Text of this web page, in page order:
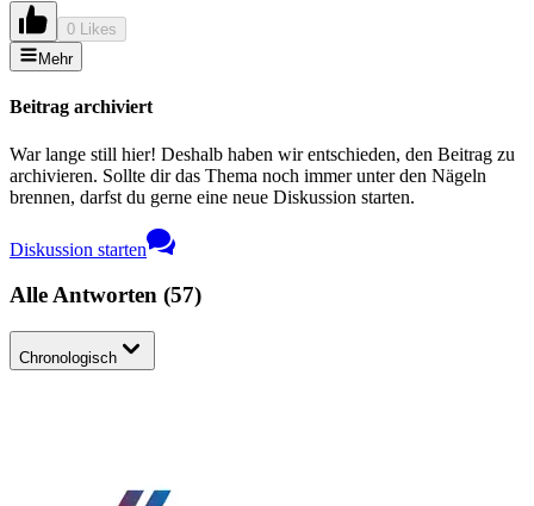
0 Likes
Mehr
Beitrag archiviert
War lange still hier! Deshalb haben wir entschieden, den Beitrag zu
archivieren. Sollte dir das Thema noch immer unter den Nägeln
brennen, darfst du gerne eine neue Diskussion starten.
Diskussion starten
Alle Antworten (57)
Chronologisch